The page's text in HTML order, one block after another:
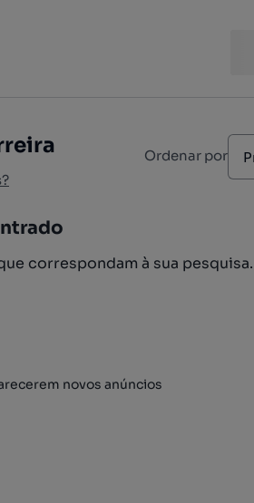
Ordenar por
correspondam à sua
novos anúncios